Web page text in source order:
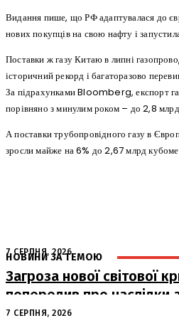
Видання пише, що РФ адаптувалася до
нових покупців на свою нафту і
Поставки ж газу Китаю в липні
історичний рекорд і багаторазово
За підрахунками Bloomberg, експорт
порівняно з минулим роком – до 2,8
А поставки трубопровідного газу в
зросли майже на 6% до 2,67 млрд
НОВИНИ ЗА ТЕМОЮ
7 СЕРПНЯ, 2026
Загроза нової світової
попередив про наслідки
судна
7 СЕРПНЯ, 2026